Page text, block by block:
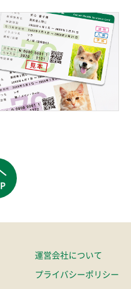
運営会社について
プライバシーポリシー